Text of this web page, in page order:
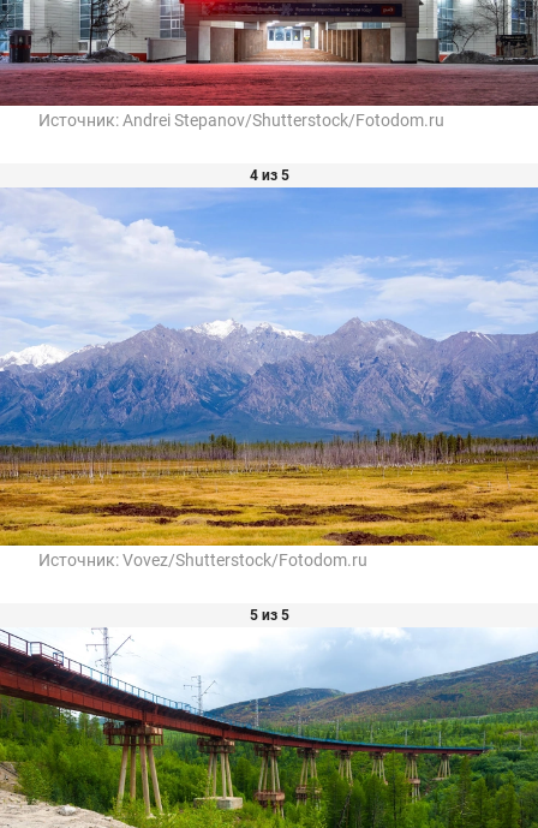
Источник:Andrei Stepanov/Shutterstock/Fotodom.ru
4 из 5
Источник:Vovez/Shutterstock/Fotodom.ru
5 из 5